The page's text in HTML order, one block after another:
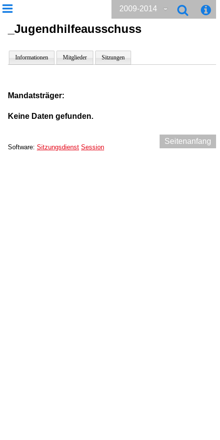
2009-2014
_Jugendhilfeausschuss
Informationen Mitglieder Sitzungen
Mandatsträger:
Keine Daten gefunden.
Seitenanfang
Software: Sitzungsdienst Session